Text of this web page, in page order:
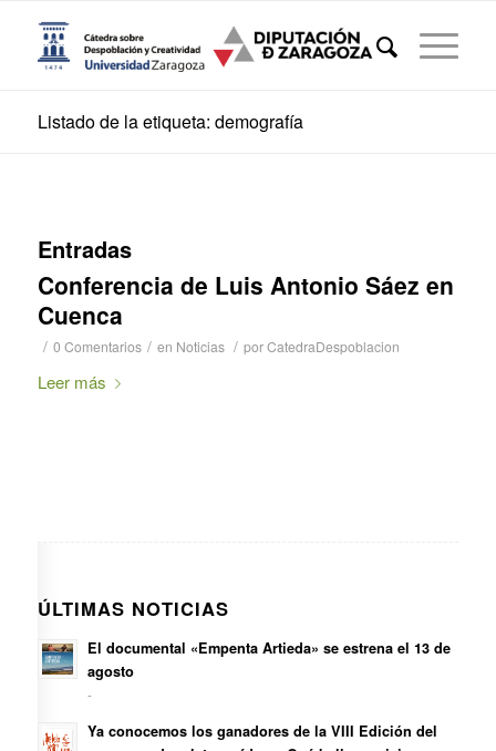
Listado de la etiqueta: demografía
Entradas
Conferencia de Luis Antonio Sáez en
Cuenca
/ 0 Comentarios / en Noticias / porCatedraDespoblacion
Leer más
ÚLTIMAS NOTICIAS
El documental «Empenta Artieda» se estrena el 13 de
agosto
-
Ya conocemos los ganadores de la VIII Edición del